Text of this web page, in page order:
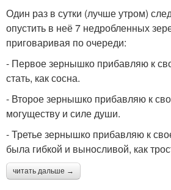
Один раз в сутки (лучше утром)
опустить в неё 7 недробленных
приговаривая по очереди:
- Первое зернышко прибавляю к
стать, как сосна.
- Второе зернышко прибавляю к
могуществу и силе души.
- Третье зернышко прибавляю к
была гибкой и выносливой, как
читать дальше →